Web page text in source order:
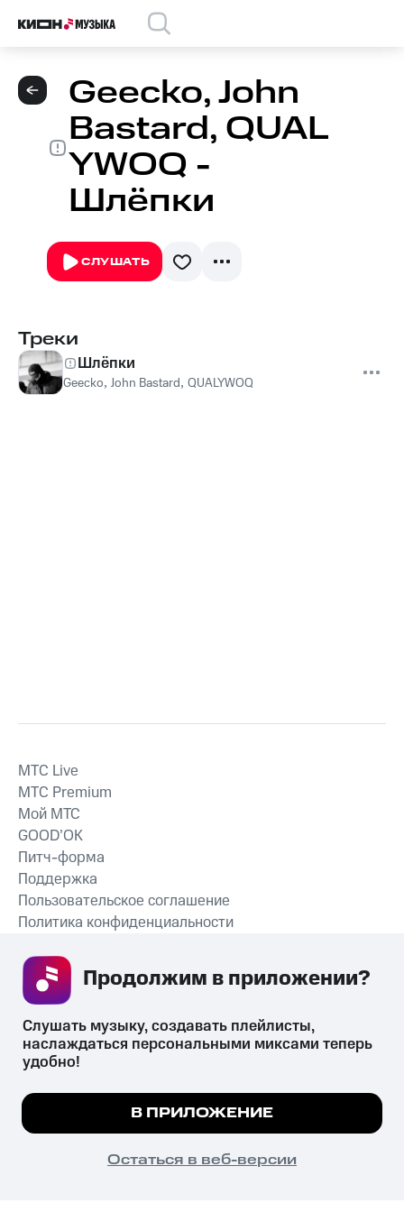
Geecko, John
Bastard, QUAL
YWOQ -
Шлёпки
СЛУШАТЬ
Треки
Шлёпки
Geecko, John Bastard, QUALYWOQ
СКАЧАТЬ ПРИЛОЖЕНИЕ
MTС Live
MTС Premium
Мой МТС
GOOD’OK
Питч-форма
Поддержка
Пользовательское соглашение
Политика конфиденциальности
психотропных веществ, их аналогов причиняет вред здоровью,
их незаконный оборот запрещён и влечёт установленную
законодательством ответственность.
© 2026 ООО «КИОН».
Все права защищены
Мы используем куки, чтобы на сайте все
Подробнее
ПОНЯТНО
Слушать музыку, создавать плейлисты,
наслаждаться персональными миксами теперь
удобно!
В ПРИЛОЖЕНИЕ
Остаться в веб-версии